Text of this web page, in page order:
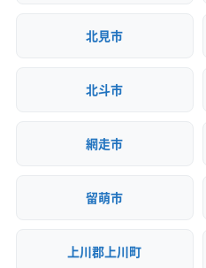
北見市
北斗市
網走市
留萌市
上川郡上川町